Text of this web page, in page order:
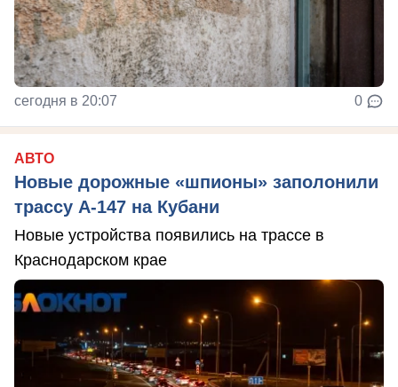
сегодня в 20:07 0
АВТО
Новые дорожные «шпионы» заполонили
трассу А-147 на Кубани
Новые устройства появились на трассе в
Краснодарском крае